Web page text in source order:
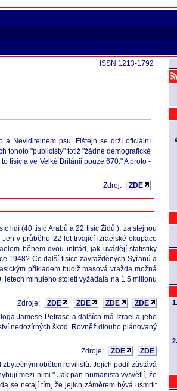
ISSN 1213-1792
a Neviditelném psu. Fištejn se drží oficiální
tohoto "publicisty" totiž "žádné demografické
tisíc a ve Velké Británii pouze 670." A proto -
Zdroj:
ZDE
lidí (40 tisíc Arabů a 22 tisíc Židů ), za stejnou
v průběhu 22 let trvající izraelské okupace
během dvou intifád, jak uvádějí statistiky
1948? Co další tisíce zavražděných Syřanů a
příkladem budiž masová vražda možná
letech minulého století vyžádala na 1.5 milionu
Zdroje:
ZDE ZDE ZDE
ZDE
Jamese Petrase a dalších má Izrael a jeho
nedozírných škod. Rovněž dlouho plánovaný
Zdroje:
ZDE
ZDE
obětem civilistů. Jejích podíl zůstává
mezi nimi." Jak pan humanista vysvětlí, že
se netají tím, že jejich záměrem bývá usmrtit